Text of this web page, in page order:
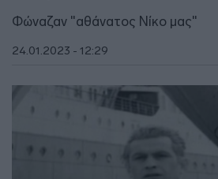
Φώναζαν "αθάνατος Νίκο μας"
24.01.2023 - 12:29